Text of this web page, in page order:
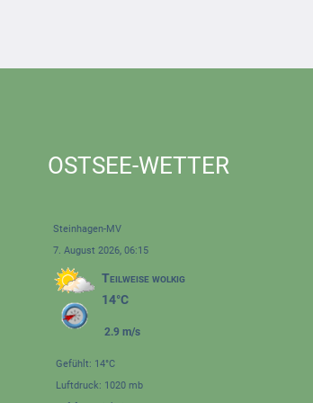
OSTSEE-WETTER
Steinhagen-MV
7. August 2026, 06:15
Teilweise wolkig
14°C
2.9 m/s
Gefühlt: 14°C
Luftdruck: 1020 mb